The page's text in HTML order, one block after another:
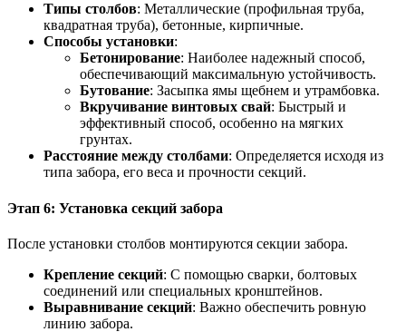
Типы столбов: Металлические (профильная труба,
квадратная труба), бетонные, кирпичные.
Способы установки:
Бетонирование: Наиболее надежный способ,
обеспечивающий максимальную устойчивость.
Бутование: Засыпка ямы щебнем и утрамбовка.
Вкручивание винтовых свай: Быстрый и
эффективный способ, особенно на мягких
грунтах.
Расстояние между столбами: Определяется исходя из
типа забора, его веса и прочности секций.
Этап 6: Установка секций забора
После установки столбов монтируются секции забора.
Крепление секций: С помощью сварки, болтовых
соединений или специальных кронштейнов.
Выравнивание секций: Важно обеспечить ровную
линию забора.